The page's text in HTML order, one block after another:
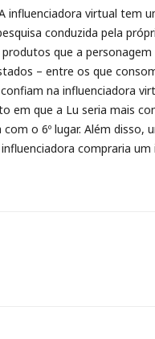
influenciadora virtual tem
conduzida pela
que a personagem
– entre os que
na influenciadora
em que a Lu seria mais
o 6º lugar. Além disso,
compraria um